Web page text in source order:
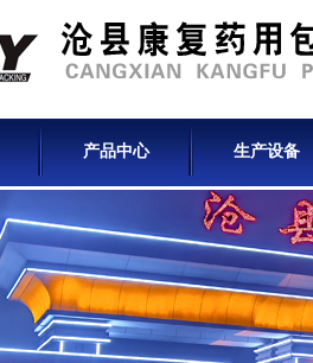
产品中心 生产设备